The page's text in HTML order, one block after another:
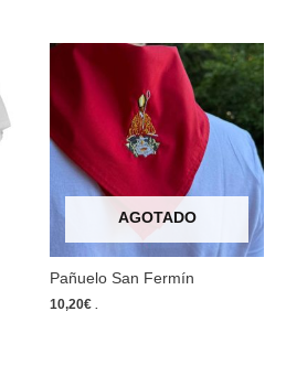
AGOTADO
Pañuelo San Fermín
10,20€ .